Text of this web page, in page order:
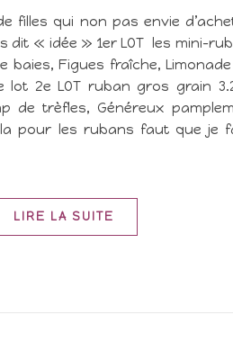
filles qui non pas envie
dit « idée » 1er LOT les mini-
baies, Figues fraîche,
lot 2e LOT ruban gros grain
de trèfles, Généreux
pour les rubans faut que je
LIRE LA SUITE